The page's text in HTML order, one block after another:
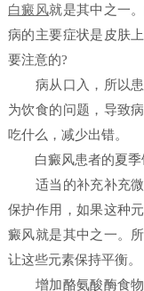
白癜风就是其中之一
病的主要症状是皮肤
要注意的?
病从口入，所以患
为饮食的问题，导致
吃什么，减少出错。
白癜风患者的夏季
适当的补充补充微
保护作用，如果这种
癜风就是其中之一。
让这些元素保持平衡。
增加酪氨酸酶食物